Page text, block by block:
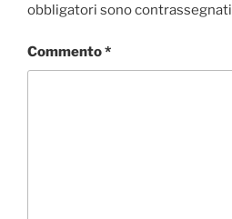
obbligatori sono contrassegnati
Commento*